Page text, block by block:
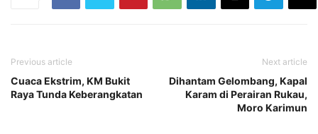
Previous article
Cuaca Ekstrim, KM Bukit
Raya Tunda Keberangkatan
Next article
Dihantam Gelombang, Kapal
Karam di Perairan Rukau,
Moro Karimun